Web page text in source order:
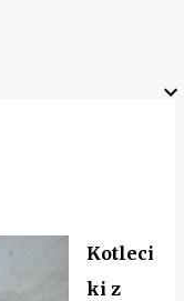
Kotleci
ki z